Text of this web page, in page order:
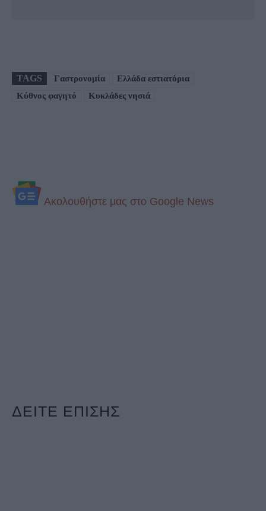
TAGS Γαστρονομία
Ελλάδα εστιατόρια
Κύθνος φαγητό
Κυκλάδες νησιά
Aκολουθήστε μας στo Google News
ΔΕΙΤΕ ΕΠΙΣΗΣ